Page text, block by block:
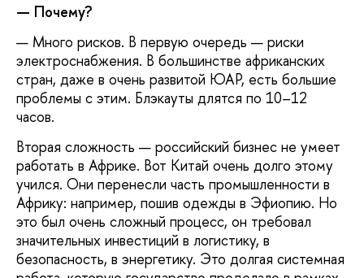
— Почему?
— Много рисков. В первую очередь — риски
электроснабжения. В большинстве африканских
стран, даже в очень развитой ЮАР, есть большие
проблемы с этим. Блэкауты длятся по 10–12
часов.
Вторая сложность — российский бизнес не умеет
работать в Африке. Вот Китай очень долго этому
учился. Они перенесли часть промышленности в
Африку: например, пошив одежды в Эфиопию. Но
это был очень сложный процесс, он требовал
значительных инвестиций в логистику, в
безопасность, в энергетику. Это долгая системная